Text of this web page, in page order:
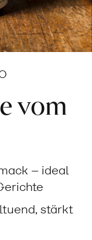
vom
– ideal
stärkt